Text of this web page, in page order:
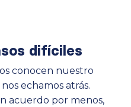
difíciles
conocen nuestro
echamos atrás.
acuerdo por menos,